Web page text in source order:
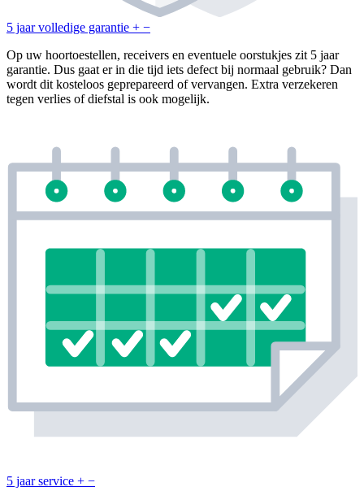
5 jaar volledige garantie + −
Op uw hoortoestellen, receivers en eventuele oorstukjes zit 5 jaar
garantie. Dus gaat er in die tijd iets defect bij normaal gebruik? Dan
wordt dit kosteloos geprepareerd of vervangen. Extra verzekeren
tegen verlies of diefstal is ook mogelijk.
5 jaar service + −